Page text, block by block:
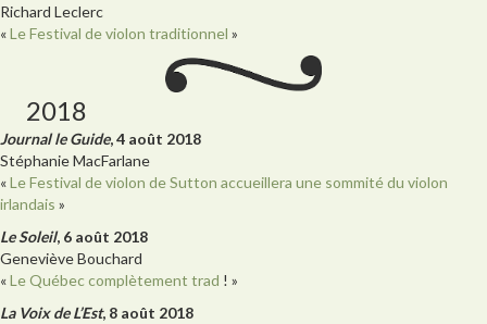
Richard Leclerc
«Le Festival de violon traditionnel »
2018
Journal le Guide, 4 août 2018
Stéphanie MacFarlane
«Le Festival de violon de Sutton accueillera une sommité du violon
irlandais »
Le Soleil, 6 août 2018
Geneviève Bouchard
«Le Québec complètement trad ! »
La Voix de L’Est, 8 août 2018